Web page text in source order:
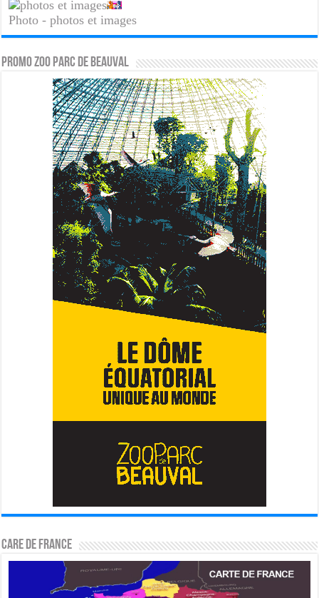
Photo - photos et images
PROMO ZOO PARC DE BEAUVAL
CARE DE FRANCE